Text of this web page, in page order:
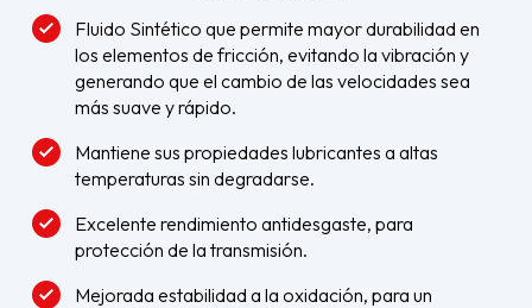
Fluido Sintético que permite mayor durabilidad en
los elementos de fricción, evitando la vibración y
generando que el cambio de las velocidades sea
más suave y rápido.
Mantiene sus propiedades lubricantes a altas
temperaturas sin degradarse.
Excelente rendimiento antidesgaste, para
protección de la transmisión.
Mejorada estabilidad a la oxidación, para un